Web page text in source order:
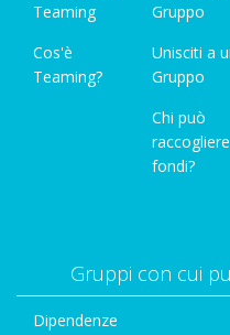
Teaming
Cos'è
Teaming?
Gruppo
Unisciti a
Gruppo
Chi può
raccogliere
fondi?
Gruppi con cui
Dipendenze